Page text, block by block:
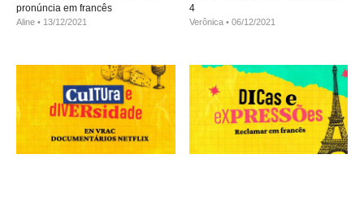
pronúncia em francês
Aline 13/12/2021
4
Verônica 06/12/2021